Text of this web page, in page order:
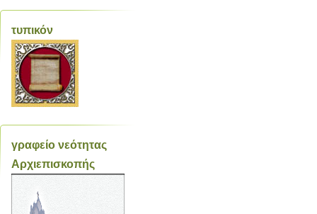
τυπικόν
γραφείο νεότητας
Αρχιεπισκοπής